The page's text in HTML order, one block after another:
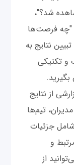
شد؟"،
"چه فرصت‌ها
نتایج به
و تکتیکی
از نتایج
تیم‌ها
شامل جزئیات
و
از